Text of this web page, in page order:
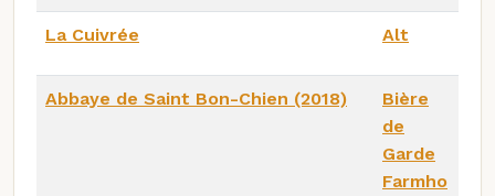
La Cuivrée Alt
Abbaye de Saint Bon-Chien (2018)
Bière
de
Garde
Farmho